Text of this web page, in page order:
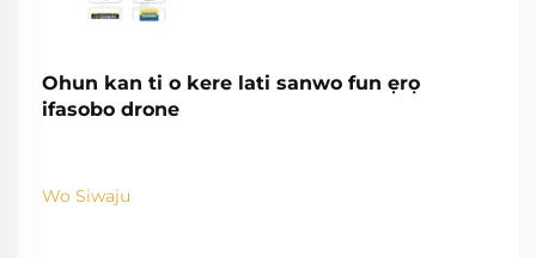
Ohun kan ti o kere lati sanwo fun ẹrọ
ifasobo drone
Wo Siwaju